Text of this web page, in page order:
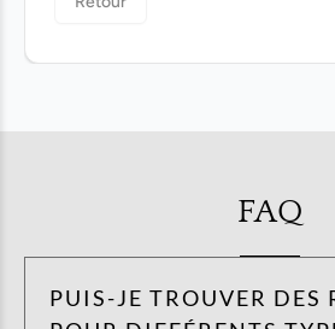
FAQ
PUIS-JE TROUVER DES